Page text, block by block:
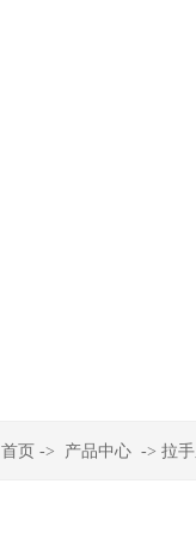
首页 -> 产品中心 -> 拉